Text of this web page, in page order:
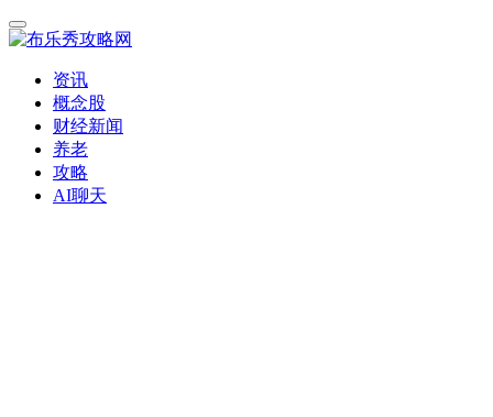
资讯
概念股
财经新闻
养老
攻略
AI聊天